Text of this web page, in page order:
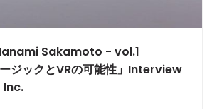
Sakamoto - vol.1
ージックとVRの可能性」Interview
Inc.